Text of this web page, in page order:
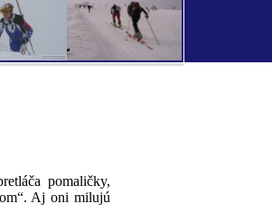
pomaličky,
Aj oni milujú